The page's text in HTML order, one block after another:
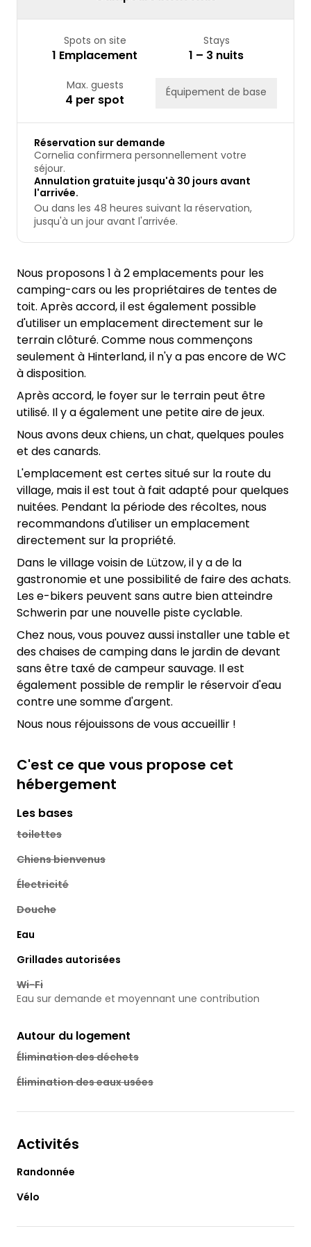
Spots on site
1 Emplacement
Stays
1 – 3 nuits
Max. guests
4 per spot Équipement de base
Réservation sur demande
Cornelia confirmera personnellement votre
séjour.
Annulation gratuite jusqu'à 30 jours avant
l'arrivée.
Ou dans les 48 heures suivant la réservation,
jusqu'à un jour avant l'arrivée.
Nous proposons 1 à 2 emplacements pour les
camping-cars ou les propriétaires de tentes de
toit. Après accord, il est également possible
d'utiliser un emplacement directement sur le
terrain clôturé. Comme nous commençons
seulement à Hinterland, il n'y a pas encore de WC
à disposition.
Après accord, le foyer sur le terrain peut être
utilisé. Il y a également une petite aire de jeux.
Nous avons deux chiens, un chat, quelques poules
et des canards.
L'emplacement est certes situé sur la route du
village, mais il est tout à fait adapté pour quelques
nuitées. Pendant la période des récoltes, nous
recommandons d'utiliser un emplacement
directement sur la propriété.
Dans le village voisin de Lützow, il y a de la
gastronomie et une possibilité de faire des achats.
Les e-bikers peuvent sans autre bien atteindre
Schwerin par une nouvelle piste cyclable.
Chez nous, vous pouvez aussi installer une table et
des chaises de camping dans le jardin de devant
sans être taxé de campeur sauvage. Il est
également possible de remplir le réservoir d'eau
contre une somme d'argent.
Nous nous réjouissons de vous accueillir !
C'est ce que vous propose cet
hébergement
Les bases
toilettes
Chiens bienvenus
Électricité
Douche
Eau
Grillades autorisées
Wi-Fi
Eau sur demande et moyennant une contribution
Autour du logement
Élimination des déchets
Élimination des eaux usées
Activités
Randonnée
Vélo